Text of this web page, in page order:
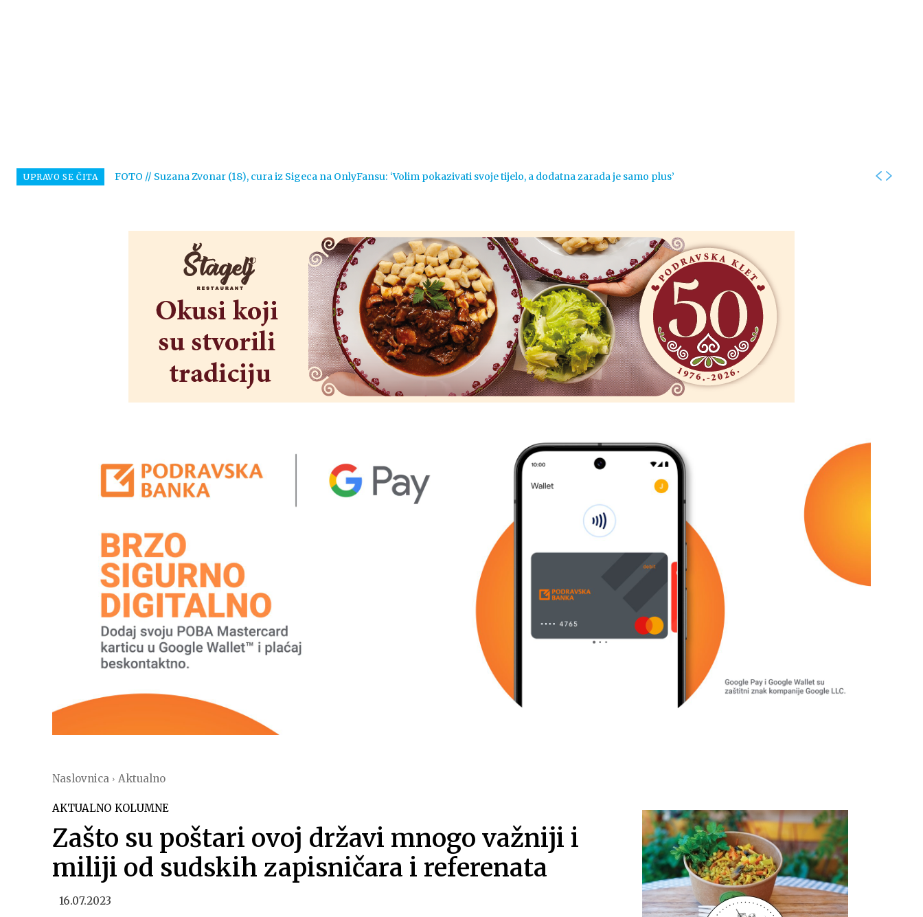
UPRAVO SE ČITA FOTO // Suzana Zvonar (18), cura iz Sigeca na OnlyFansu: ‘Volim pokazivati svoje tijelo, a dodatna zarada je samo plus’
Naslovnica Aktualno
AKTUALNO KOLUMNE
Zašto su poštari ovoj državi mnogo važniji i
miliji od sudskih zapisničara i referenata
16.07.2023